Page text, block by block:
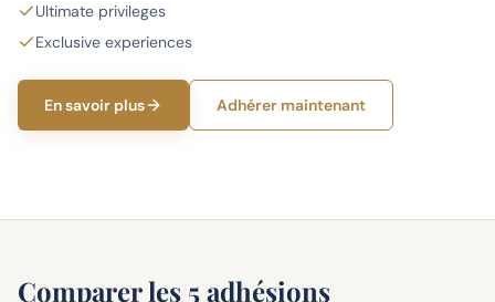
Ultimate privileges
Exclusive experiences
En savoir plus Adhérer maintenant
Comparer les 5 adhésions